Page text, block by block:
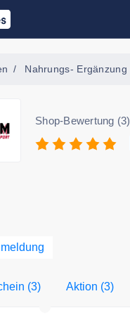
Nahrungs- Ergänzung
Shop-Bewertung (3)
(3) Aktion (3)